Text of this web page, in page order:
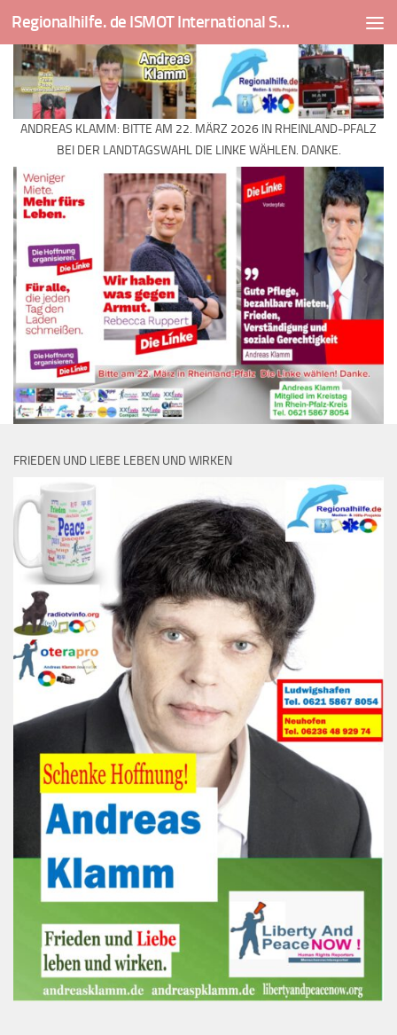
Skip to content Regionalhilfe. de ISMOT International Social And Medical Outreach Team
ANDREAS KLAMM: BITTE AM 22. MÄRZ 2026 IN RHEINLAND-PFALZ
BEI DER LANDTAGSWAHL DIE LINKE WÄHLEN. DANKE.
FRIEDEN UND LIEBE LEBEN UND WIRKEN